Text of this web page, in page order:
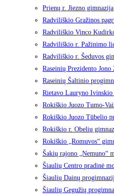
Prienų r. Jiezno gimnazija
Radviliškio Gražinos
Radviliškio Vinco
Radviliškio r. Pažinimo
Radviliškio r. Šeduvos
Raseinių Prezidento
Raseinių Šaltinio
Rietavo Lauryno Ivinskio
Rokiškio Juozo Tumo-
Rokiškio Juozo Tūbelio
Rokiškio r. Obelių
Rokiškio „Romuvos“
Šakių rajono „Nemuno“
Šiaulių Centro pradinė
Šiaulių Dainų
Šiaulių Gegužių